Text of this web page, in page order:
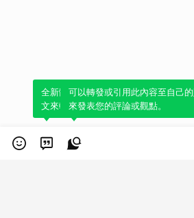
全新體驗！一鍵引用此內容，透過發
文來輕鬆表達個人立場。
可以轉發或引用此內容至自己的
來發表您的評論或觀點。